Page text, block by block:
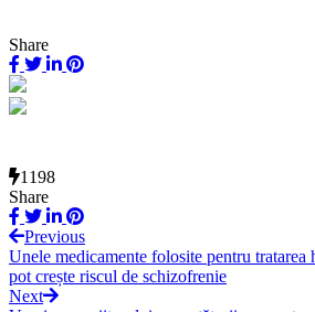
Share
1198
Share
Previous
Unele medicamente folosite pentru tratarea
pot crește riscul de schizofrenie
Next